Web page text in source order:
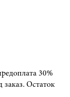
30%
Остаток